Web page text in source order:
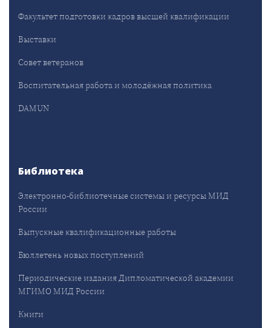
Факультет подготовки кадров высшей квалификации
Выставки
Совет ветеранов
Воспитательная работа и молодёжная политика
DAMUN
Библиотека
Электронно-библиотечные системы и ресурсы МИД
России
Выпускные квалификационные работы
Бюллетень новых поступлений
Периодические издания Дипломатической академии
МГИМО МИД России
Книги